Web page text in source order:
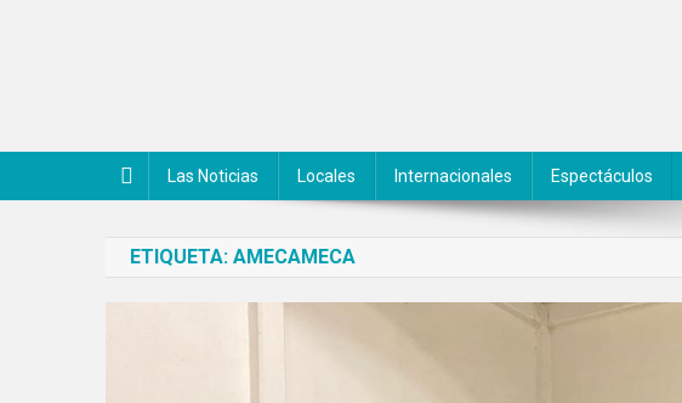
Las Noticias Locales Internacionales Espectáculos
ETIQUETA: AMECAMECA